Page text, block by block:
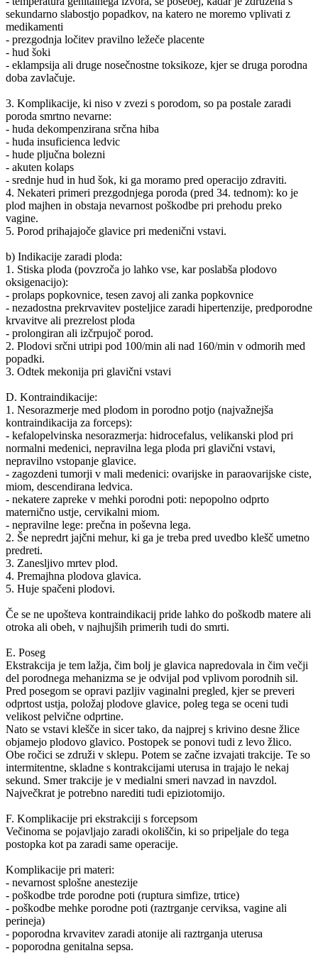
sekundarno slabostjo popadkov, na katero ne moremo vplivati z
medikamenti
- prezgodnja ločitev pravilno ležeče placente
- hud šoki
- eklampsija ali druge nosečnostne toksikoze, kjer se druga porodna
doba zavlačuje.
3. Komplikacije, ki niso v zvezi s porodom, so pa postale zaradi
poroda smrtno nevarne:
- huda dekompenzirana srčna hiba
- huda insuficienca ledvic
- hude pljučna bolezni
- akuten kolaps
- srednje hud in hud šok, ki ga moramo pred operacijo zdraviti.
4. Nekateri primeri prezgodnjega poroda (pred 34. tednom): ko je
plod majhen in obstaja nevarnost poškodbe pri prehodu preko
vagine.
5. Porod prihajajoče glavice pri medenični vstavi.
b) Indikacije zaradi ploda:
1. Stiska ploda (povzroča jo lahko vse, kar poslabša plodovo
oksigenacijo):
- prolaps popkovnice, tesen zavoj ali zanka popkovnice
- nezadostna prekrvavitev posteljice zaradi hipertenzije, predporodne
krvavitve ali prezrelost ploda
- prolongiran ali izčrpujoč porod.
2. Plodovi srčni utripi pod 100/min ali nad 160/min v odmorih med
popadki.
3. Odtek mekonija pri glavični vstavi
D. Kontraindikacije:
1. Nesorazmerje med plodom in porodno potjo (najvažnejša
kontraindikacija za forceps):
- kefalopelvinska nesorazmerja: hidrocefalus, velikanski plod pri
normalni medenici, nepravilna lega ploda pri glavični vstavi,
nepravilno vstopanje glavice.
- zagozdeni tumorji v mali medenici: ovarijske in paraovarijske ciste,
miom, descendirana ledvica.
- nekatere zapreke v mehki porodni poti: nepopolno odprto
maternično ustje, cervikalni miom.
- nepravilne lege: prečna in poševna lega.
2. Še nepredrt jajčni mehur, ki ga je treba pred uvedbo klešč umetno
predreti.
3. Zanesljivo mrtev plod.
4. Premajhna plodova glavica.
5. Huje spačeni plodovi.
Če se ne upošteva kontraindikacij pride lahko do poškodb matere ali
otroka ali obeh, v najhujših primerih tudi do smrti.
E. Poseg
Ekstrakcija je tem lažja, čim bolj je glavica napredovala in čim večji
del porodnega mehanizma se je odvijal pod vplivom porodnih sil.
Pred posegom se opravi pazljiv vaginalni pregled, kjer se preveri
odprtost ustja, položaj plodove glavice, poleg tega se oceni tudi
velikost pelvične odprtine.
Nato se vstavi klešče in sicer tako, da najprej s krivino desne žlice
objamejo plodovo glavico. Postopek se ponovi tudi z levo žlico.
Obe ročici se združi v sklepu. Potem se začne izvajati trakcije. Te so
intermitentne, skladne s kontrakcijami uterusa in trajajo le nekaj
sekund. Smer trakcije je v medialni smeri navzad in navzdol.
Največkrat je potrebno narediti tudi epiziotomijo.
F. Komplikacije pri ekstrakciji s forcepsom
Večinoma se pojavljajo zaradi okoliščin, ki so pripeljale do tega
postopka kot pa zaradi same operacije.
Komplikacije pri materi:
- nevarnost splošne anestezije
- poškodbe trde porodne poti (ruptura simfize, trtice)
- poškodbe mehke porodne poti (raztrganje cerviksa, vagine ali
perineja)
- poporodna krvavitev zaradi atonije ali raztrganja uterusa
- poporodna genitalna sepsa.